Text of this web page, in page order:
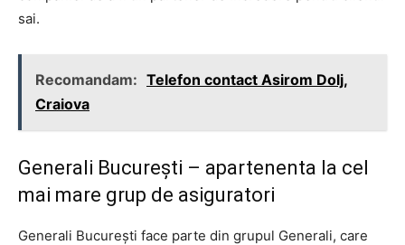
sai.
Recomandam: Telefon contact Asirom Dolj,
Craiova
Generali București – apartenenta la cel
mai mare grup de asiguratori
Generali București face parte din grupul Generali, care